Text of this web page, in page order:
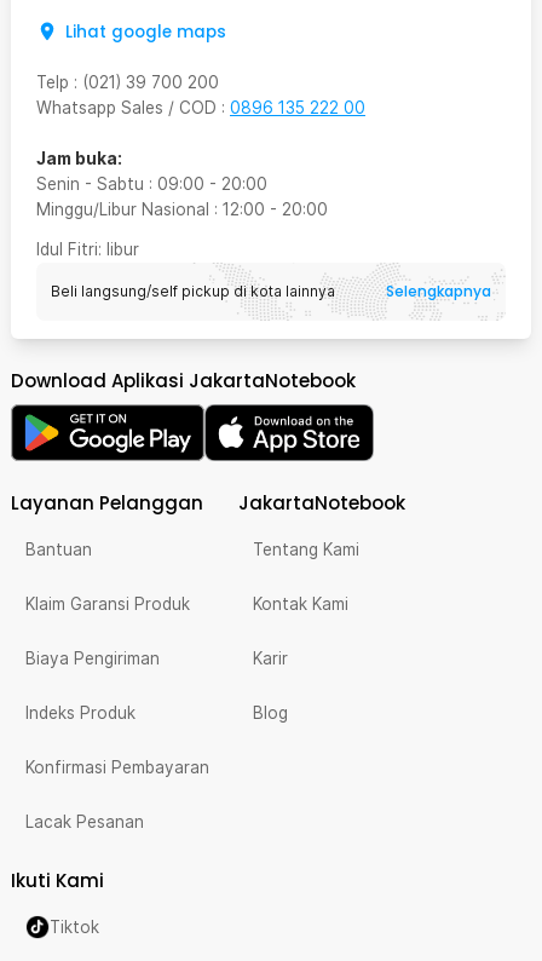
Lihat google maps
Telp : (021) 39 700 200
Whatsapp Sales / COD : 0896 135 222 00
Jam buka:
Senin - Sabtu : 09:00 - 20:00
Minggu/Libur Nasional : 12:00 - 20:00
Idul Fitri: libur
Beli langsung/self pickup di kota lainnya Selengkapnya
Download Aplikasi JakartaNotebook
Layanan Pelanggan
Bantuan
Klaim Garansi Produk
Biaya Pengiriman
Indeks Produk
Konfirmasi Pembayaran
Lacak Pesanan
JakartaNotebook
Tentang Kami
Kontak Kami
Karir
Blog
Ikuti Kami
Tiktok